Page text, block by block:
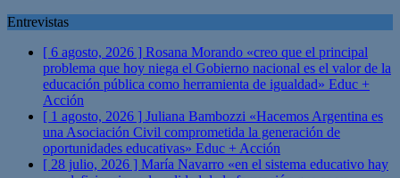
Entrevistas
[ 6 agosto, 2026 ] Rosana Morando «creo que el principal
problema que hoy niega el Gobierno nacional es el valor de la
educación pública como herramienta de igualdad» Educ +
Acción
[ 1 agosto, 2026 ] Juliana Bambozzi «Hacemos Argentina es
una Asociación Civil comprometida la generación de
oportunidades educativas» Educ + Acción
[ 28 julio, 2026 ] María Navarro «en el sistema educativo hay